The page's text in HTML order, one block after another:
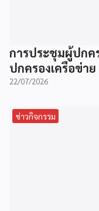
การประชุมผู้ปกค
ปกครองเครือข่า
22/07/2026
ข่าวกิจกรรม